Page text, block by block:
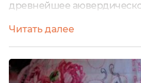
древнейшее
не подошло Цена: 420
мл.Страна производитель:
3
упакована в картонную
Читать далее